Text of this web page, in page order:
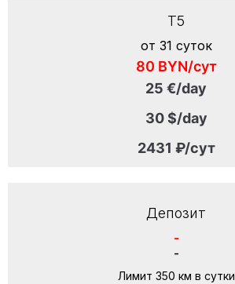
T5
от 31 суток
80 BYN/сут
25 €/day
30 $/day
2431 ₽/сут
Депозит
-
-
Лимит 350 км в сутки